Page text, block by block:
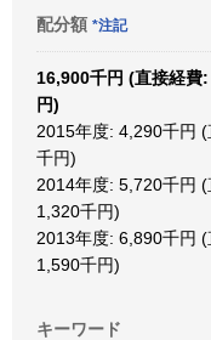
配分額 *注記
16,900千円 (直接経
円)
2015年度: 4,290千円
千円)
2014年度: 5,720千円
1,320千円)
2013年度: 6,890千円
1,590千円)
キーワード